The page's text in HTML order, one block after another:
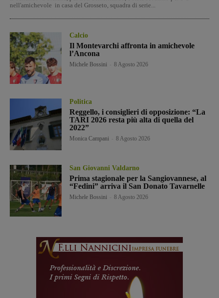
nell'amichevole in casa del Grosseto, squadra di serie...
Calcio
Il Montevarchi affronta in amichevole
l’Ancona
Michele Bossini 8 Agosto 2026
Politica
Reggello, i consiglieri di opposizione: “La
TARI 2026 resta più alta di quella del
2022”
Monica Campani 8 Agosto 2026
San Giovanni Valdarno
Prima stagionale per la Sangiovannese, al
“Fedini” arriva il San Donato Tavarnelle
Michele Bossini 8 Agosto 2026